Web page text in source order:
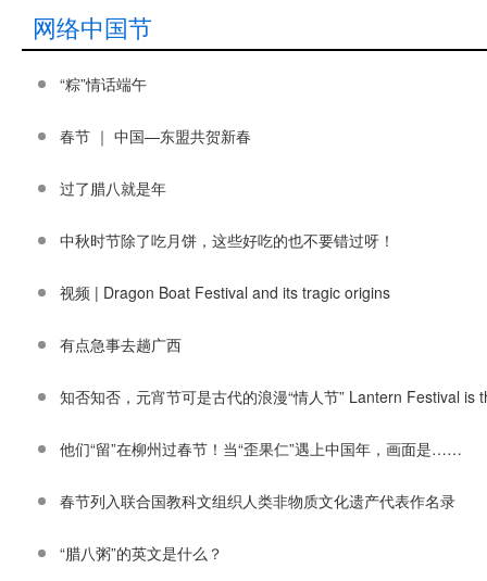
网络中国节
“粽”情话端午
春节 ｜ 中国—东盟共贺新春
过了腊八就是年
中秋时节除了吃月饼，这些好吃的也不要错过呀！
视频 | Dragon Boat Festival and its tragic origins
有点急事去趟广西
知否知否，元宵节可是古代的浪漫“情人节” Lantern Festival is
他们“留”在柳州过春节！当“歪果仁”遇上中国年，画面是……
春节列入联合国教科文组织人类非物质文化遗产代表作名录
“腊八粥”的英文是什么？